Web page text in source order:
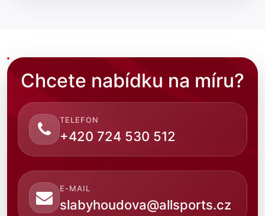
Chcete nabídku na míru?
TELEFON
+420 724 530 512
E-MAIL
slabyhoudova@allsports.cz